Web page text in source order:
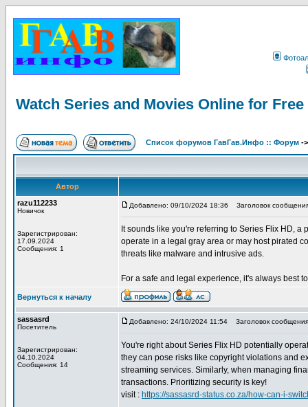
Watch Series and Movies Online for Free
Список форумов ГавГав.Инфо :: Форум -
Автор
razu112233
Новичок
Зарегистрирован:
17.09.2024
Сообщения: 1
Добавлено: 09/10/2024 18:36 Заголовок
It sounds like you're referring to Series Flix HD,
operate in a legal gray area or may host pirated
threats like malware and intrusive ads.
For a safe and legal experience, it's always best
Вернуться к началу
sassasrd
Посетитель
Зарегистрирован:
04.10.2024
Сообщения: 14
Добавлено: 24/10/2024 11:54 Заголовок
You're right about Series Flix HD potentially
they can pose risks like copyright violations and
streaming services. Similarly, when managing
transactions. Prioritizing security is key!
visit : https://sassasrd-status.co.za/how-can-i-